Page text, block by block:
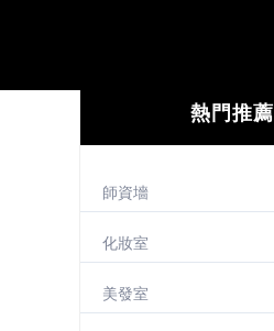
熱門推薦
師資墻
化妝室
美發室